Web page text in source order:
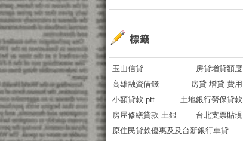
標籤
玉山信貸
房貸增貸額度
高雄融資借錢
房貸 增貸 費用
小額貸款 ptt
土地銀行勞保貸款
房屋修繕貸款 土銀
台北支票貼現
原住民貸款優惠及及台新銀行車貸